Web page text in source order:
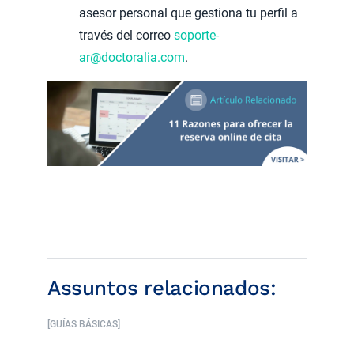
asesor personal que gestiona tu perfil a
través del correo soporte-
ar@doctoralia.com.
Assuntos relacionados:
[GUÍAS BÁSICAS]